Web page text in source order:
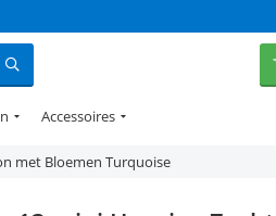
Accessoires
met Bloemen Turquoise